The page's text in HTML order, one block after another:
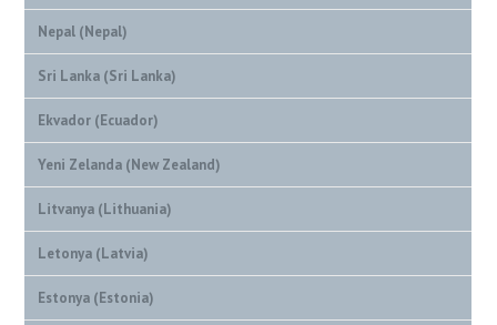
Nepal (Nepal)
Sri Lanka (Sri Lanka)
Ekvador (Ecuador)
Yeni Zelanda (New Zealand)
Litvanya (Lithuania)
Letonya (Latvia)
Estonya (Estonia)